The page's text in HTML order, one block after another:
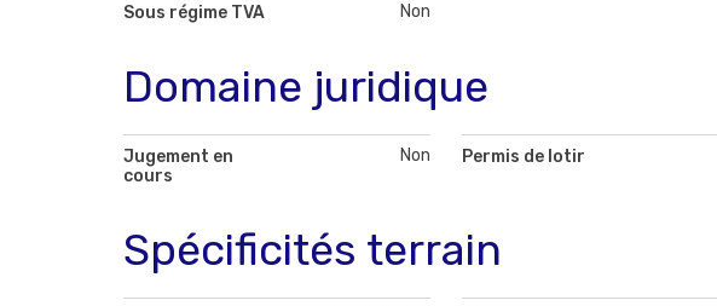
Sous régime TVA Non
Domaine juridique
Jugement en
cours
Non Permis de lotir
Spécificités terrain